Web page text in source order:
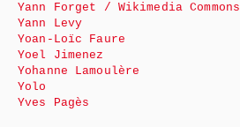
Yann Forget / Wikimedia Commons
Yann Levy
Yoan-Loïc Faure
Yoel Jimenez
Yohanne Lamoulère
Yolo
Yves Pagès